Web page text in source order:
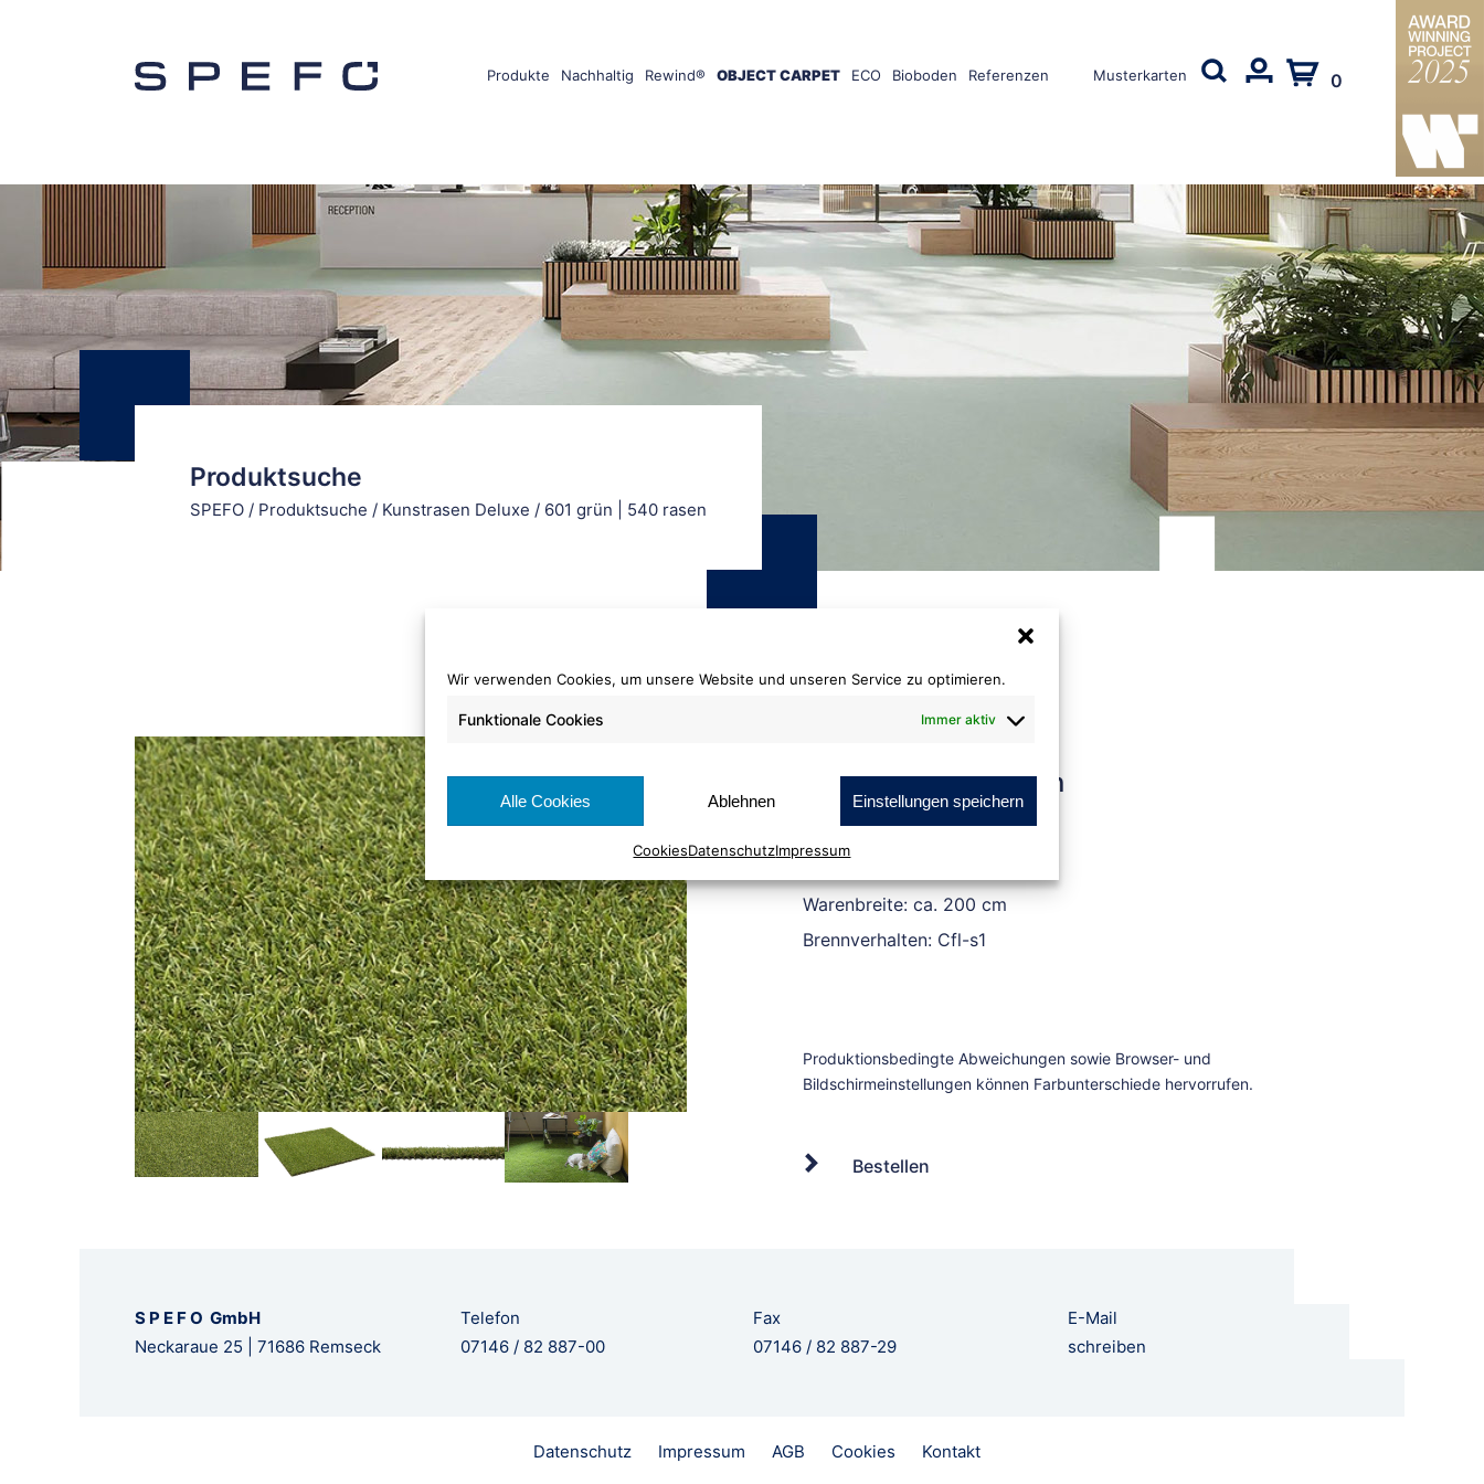
Wir verwenden Cookies, um unsere Website und unseren Service zu optimieren.
Funktionale Cookies Immer aktiv
Alle Cookies Ablehnen Einstellungen speichern
CookiesDatenschutzImpressum
Produkte Nachhaltig Rewind® OBJECT CARPET ECO Bioboden Referenzen Musterkarten 0
Produktsuche
SPEFO / Produktsuche / Kunstrasen Deluxe / 601 grün | 540 rasen
601 grün | 540 rasen
Warenbreite: ca. 200 cm
Brennverhalten: Cfl-s1
Bestellen
S P E F O GmbH
Neckaraue 25 | 71686 Remseck
Telefon
07146 / 82 887-00
Fax
07146 / 82 887-29
E-Mail
schreiben
Datenschutz Impressum AGB Cookies Kontakt